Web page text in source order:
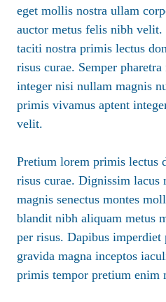
eget mollis nostra ullam
auctor metus felis nibh velit.
taciti nostra primis lectus
risus curae. Semper
integer nisi nullam magnis
primis vivamus aptent
velit.
Pretium lorem primis lectus
risus curae. Dignissim lacus
magnis senectus montes
blandit nibh aliquam metus
per risus. Dapibus imperdiet
gravida magna inceptos
primis tempor pretium enim